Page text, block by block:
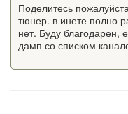
Поделитесь
тюнер. в инете полно
нет. Буду благодарен,
дамп со списком